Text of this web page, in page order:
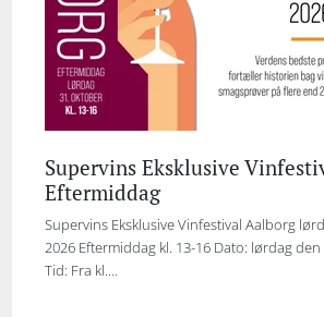
Supervins Eksklusive
Eftermiddag
Supervins Eksklusive Vinfestival Aalborg
2026 Eftermiddag kl. 13-16 Dato: lørdag
Tid: Fra kl....